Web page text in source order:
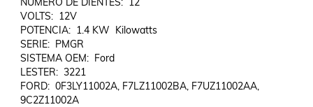
VOLTS:  12V
POTENCIA:  1.4 KW  Kilowatts
SERIE:  PMGR
SISTEMA OEM:  Ford
LESTER:  3221
FORD:  0F3LY11002A, F7LZ11002BA, F7UZ11002AA,
9C2Z11002A